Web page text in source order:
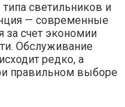
светильников и
— современные
за счет экономии
Обслуживание
редко, а
правильном выборе